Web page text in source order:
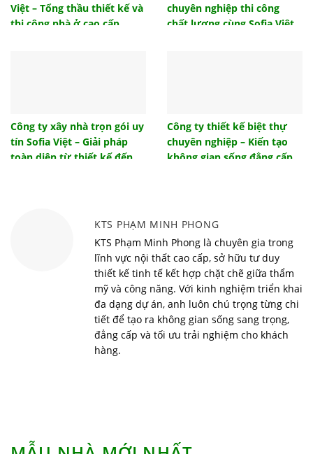
Mẫu thiết kế nội thất phòng ngủ đẹp hiện đại 2021
trọng
Tham khảo một số giải pháp thiết kế đèn phòng
khách ấn tượng
Top 10 xu hướng nội thất thông minh đón đầu trào
lưu năm 2022
Phong cách minimalism và những điều nhất định
Tổng hợp mẫu thiết kế nội thất văn phòng đẹp
nhất năm 2022
Những lưu ý quan trọng về phong thủy hành lang
Việt – Tổng thầu thiết kế và
thi công nhà ở cao cấp
chuyên nghiệp thi công
chất lượng cùng Sofia Việt
Công ty xây nhà trọn gói uy
tín Sofia Việt – Giải pháp
toàn diện từ thiết kế đến
Công ty thiết kế biệt thự
chuyên nghiệp – Kiến tạo
không gian sống đẳng cấp
KTS PHẠM MINH PHONG
KTS Phạm Minh Phong là chuyên gia trong
lĩnh vực nội thất cao cấp, sở hữu tư duy
thiết kế tinh tế kết hợp chặt chẽ giữa thẩm
mỹ và công năng. Với kinh nghiệm triển khai
đa dạng dự án, anh luôn chú trọng từng chi
tiết để tạo ra không gian sống sang trọng,
đẳng cấp và tối ưu trải nghiệm cho khách
hàng.